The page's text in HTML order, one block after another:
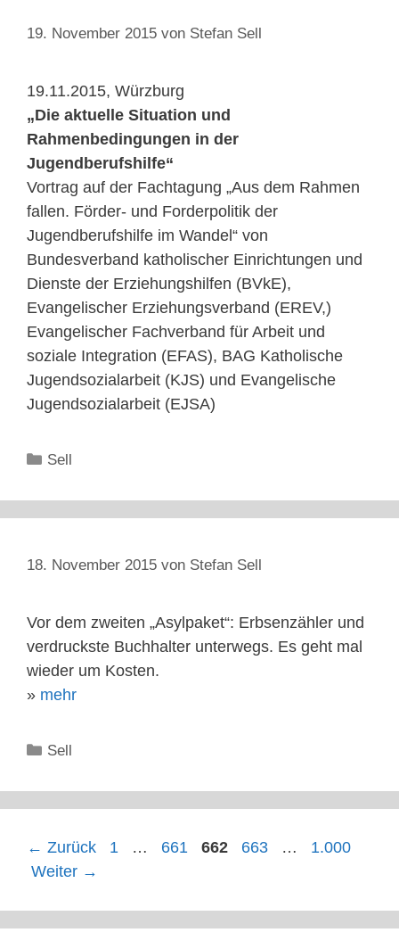
19. November 2015 von Stefan Sell
19.11.2015, Würzburg
„Die aktuelle Situation und
Rahmenbedingungen in der
Jugendberufshilfe“
Vortrag auf der Fachtagung „Aus dem Rahmen
fallen. Förder- und Forderpolitik der
Jugendberufshilfe im Wandel“ von
Bundesverband katholischer Einrichtungen und
Dienste der Erziehungshilfen (BVkE),
Evangelischer Erziehungsverband (EREV,)
Evangelischer Fachverband für Arbeit und
soziale Integration (EFAS), BAG Katholische
Jugendsozialarbeit (KJS) und Evangelische
Jugendsozialarbeit (EJSA)
Kategorien
Sell
18. November 2015 von Stefan Sell
Vor dem zweiten „Asylpaket“: Erbsenzähler und
verdruckste Buchhalter unterwegs. Es geht mal
wieder um Kosten.
» mehr
Kategorien
Sell
← Zurück Seite
1 … Seite
661 Seite
662 Seite
663 … Seite
1.000
Weiter →